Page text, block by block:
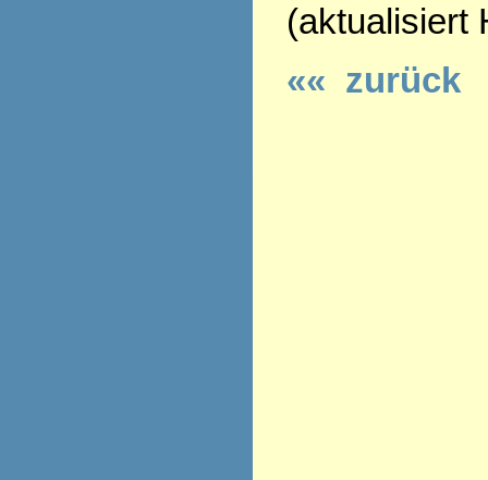
(aktualisiert
«« zurück